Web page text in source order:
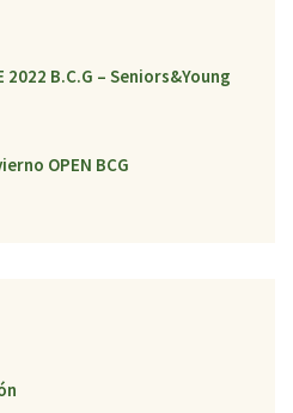
2022 B.C.G – Seniors&Young
OPEN BCG